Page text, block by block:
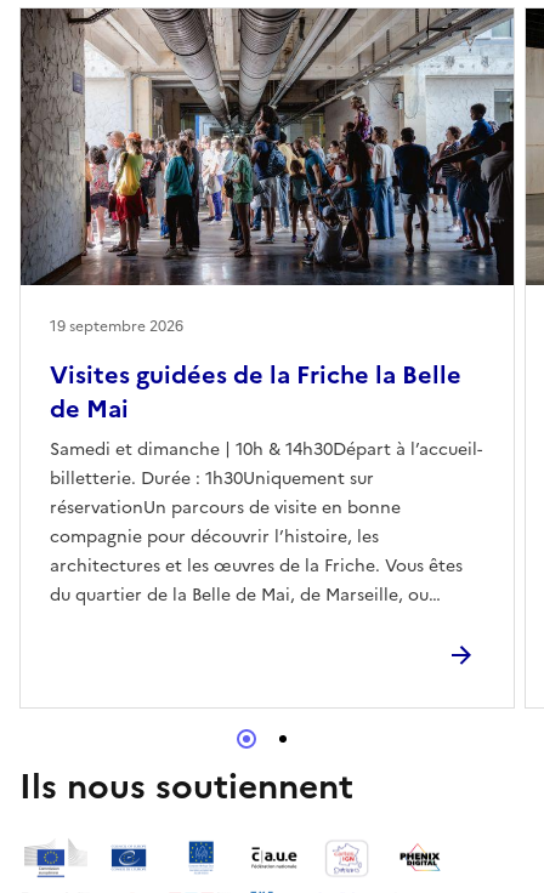
Visites guidées de la Friche la Belle
de Mai
Samedi et dimanche | 10h & 14h30Départ à l’accueil-
billetterie. Durée : 1h30Uniquement sur
réservationUn parcours de visite en bonne
compagnie pour découvrir l’histoire, les
architectures et les œuvres de la Friche. Vous êtes
du quartier de la Belle de Mai, de Marseille, ou
savoir ce qui se fabrique à la Friche la Belle de Mai ?
résident·es, vous proposent une visite commentée
19 septembre 2026
Ils nous soutiennent